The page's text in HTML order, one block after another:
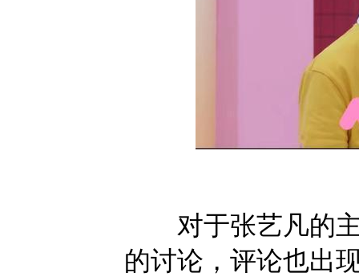
对于张艺凡的主
的讨论，评论也出